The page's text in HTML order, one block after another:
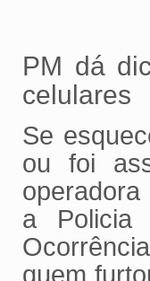
PM dá
celulares
Se
ou foi
a Policia
quem